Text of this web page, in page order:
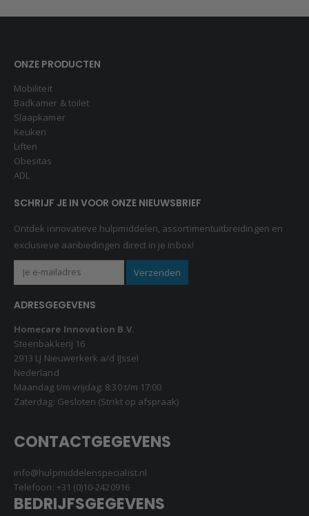
ONZE PRODUCTEN
Mobiliteit
Badkamer & toilet
Slaapkamer
Keuken
Liften
Obesitas
ADL
SCHRIJF JE IN VOOR ONZE NIEUWSBRIEF
Ontdek innovatieve hulpmiddelen, assortimentuitbreidingen en
exclusieve aanbiedingen direct in je inbox!
ADRESGEGEVENS
Homecare Innovation B.V.
Steenbakkerij 16
2913 LJ Nieuwerkerk a/d IJssel
Nederland
Maandag t/m vrijdag: 8:30 t/m 17:00
Zaterdag: Gesloten (Strikt op afspraak)
CONTACTGEGEVENS
info@hulpmiddelenspecialist.nl
Telefoon: +31 (0)10-2420916
BEDRIJFSGEGEVENS